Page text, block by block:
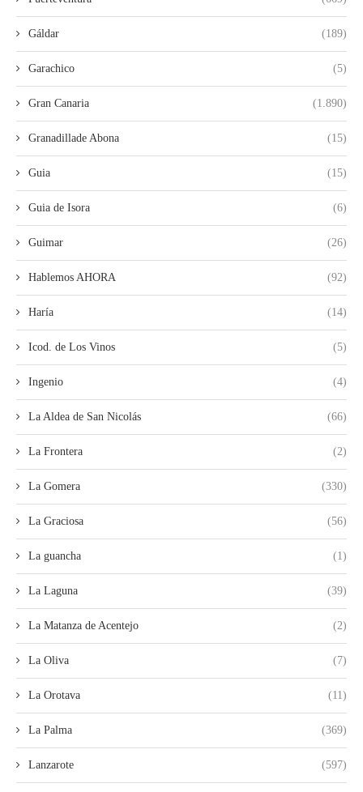
Gáldar (189)
Garachico (5)
Gran Canaria (1.890)
Granadillade Abona (15)
Guia (15)
Guia de Isora (6)
Guimar (26)
Hablemos AHORA (92)
Haría (14)
Icod. de Los Vinos (5)
Ingenio (4)
La Aldea de San Nicolás (66)
La Frontera (2)
La Gomera (330)
La Graciosa (56)
La guancha (1)
La Laguna (39)
La Matanza de Acentejo (2)
La Oliva (7)
La Orotava (11)
La Palma (369)
Lanzarote (597)